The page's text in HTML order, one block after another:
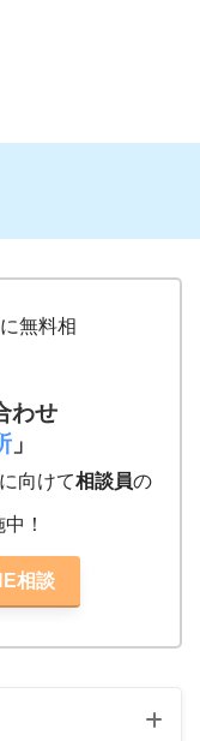
わせ
」
向けて相談員の
！
相談